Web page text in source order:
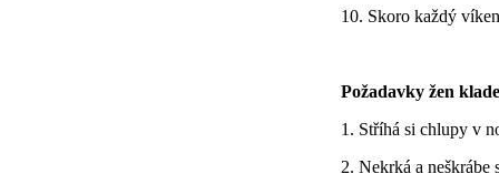
10. Skoro každý
Požadavky žen
1. Stříhá si chlupy v
2. Nekrká a neškrábe